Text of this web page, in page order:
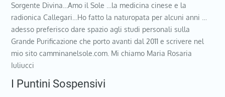
Sorgente Divina…Amo il Sole …la medicina cinese e la
radionica Callegari…Ho fatto la naturopata per alcuni anni …
adesso preferisco dare spazio agli studi personali sulla
Grande Purificazione che porto avanti dal 2011 e scrivere nel
mio sito camminanelsole.com. Mi chiamo Maria Rosaria
Iuliucci
I Puntini Sospensivi